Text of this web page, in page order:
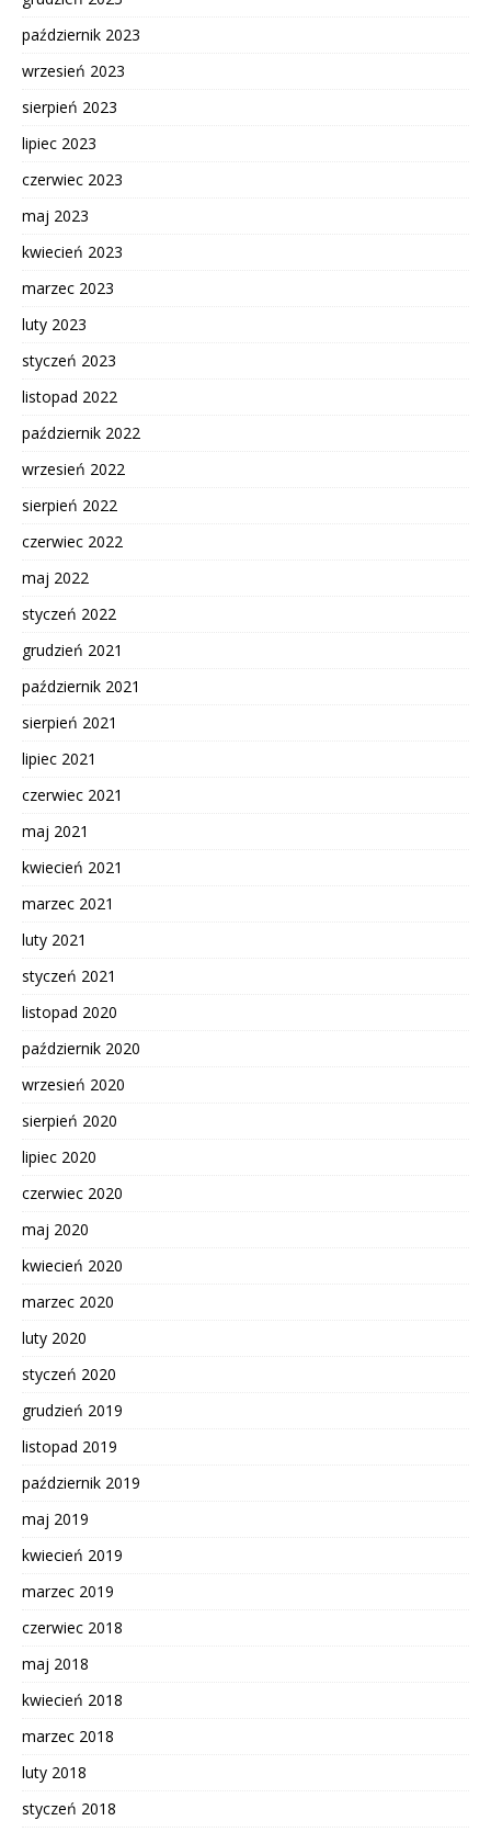
październik 2023
wrzesień 2023
sierpień 2023
lipiec 2023
czerwiec 2023
maj 2023
kwiecień 2023
marzec 2023
luty 2023
styczeń 2023
listopad 2022
październik 2022
wrzesień 2022
sierpień 2022
czerwiec 2022
maj 2022
styczeń 2022
grudzień 2021
październik 2021
sierpień 2021
lipiec 2021
czerwiec 2021
maj 2021
kwiecień 2021
marzec 2021
luty 2021
styczeń 2021
listopad 2020
październik 2020
wrzesień 2020
sierpień 2020
lipiec 2020
czerwiec 2020
maj 2020
kwiecień 2020
marzec 2020
luty 2020
styczeń 2020
grudzień 2019
listopad 2019
październik 2019
maj 2019
kwiecień 2019
marzec 2019
czerwiec 2018
maj 2018
kwiecień 2018
marzec 2018
luty 2018
styczeń 2018